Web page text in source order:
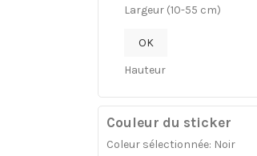
Largeur (10-55 cm)
OK
Hauteur
Couleur du sticker
Coleur sélectionnée: Noir